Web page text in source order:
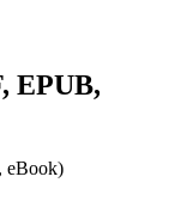
EPUB,
eBook)